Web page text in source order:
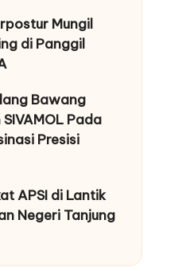
Mungil
di Panggil
Bawang
Pada
Presisi
APSI di Lantik
Negeri Tanjung